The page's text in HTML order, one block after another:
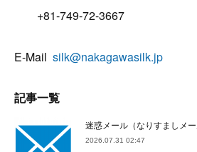
+81-749-72-3667
E-Mail silk@nakagawasilk.jp
記事一覧
迷惑メール（なりすましメ
2026.07.31 02:47